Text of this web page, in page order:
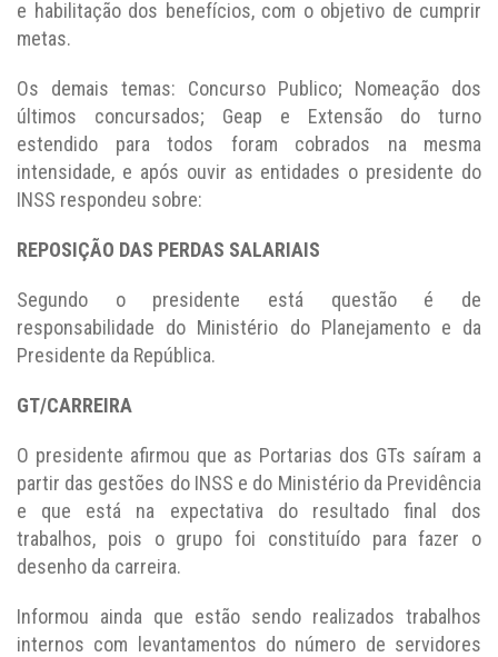
e habilitação dos benefícios, com o objetivo de cumprir
metas.
Os demais temas: Concurso Publico; Nomeação dos
últimos concursados; Geap e Extensão do turno
estendido para todos foram cobrados na mesma
intensidade, e após ouvir as entidades o presidente do
INSS respondeu sobre:
REPOSIÇÃO DAS PERDAS SALARIAIS
Segundo o presidente está questão é de
responsabilidade do Ministério do Planejamento e da
Presidente da República.
GT/CARREIRA
O presidente afirmou que as Portarias dos GTs saíram a
partir das gestões do INSS e do Ministério da Previdência
e que está na expectativa do resultado final dos
trabalhos, pois o grupo foi constituído para fazer o
desenho da carreira.
Informou ainda que estão sendo realizados trabalhos
internos com levantamentos do número de servidores